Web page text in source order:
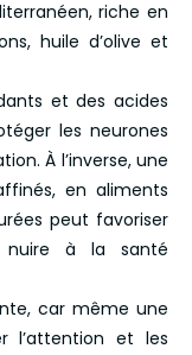
riche en
huile d’olive et
et des acides
les neurones
À l’inverse, une
en aliments
peut favoriser
nuire à la santé
car même une
l’attention et les